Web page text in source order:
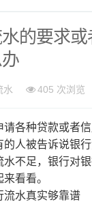
的要求
水 405 次浏览
种贷款或者信
人被告诉说银行
不足，银行对银
看看。
水真实够靠谱